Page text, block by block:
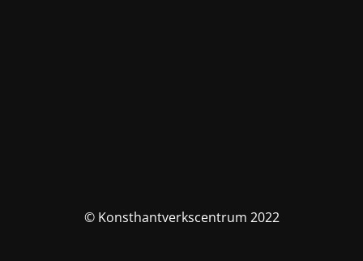
© Konsthantverkscentrum 2022